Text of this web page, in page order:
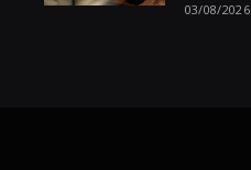
03/08/2026